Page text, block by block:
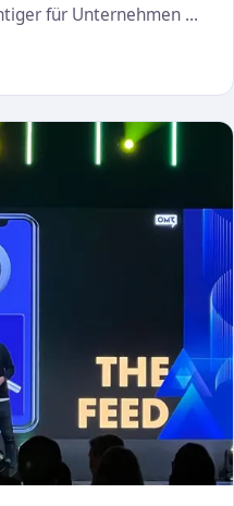
für Unternehmen …